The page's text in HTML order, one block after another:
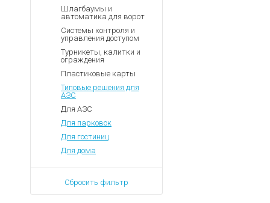
Шлагбаумы и
автоматика для ворот
Системы контроля и
управления доступом
Турникеты, калитки и
ограждения
Пластиковые карты
Типовые решения для
АЗС
Для АЗС
Для парковок
Для гостиниц
Для дома
Сбросить фильтр